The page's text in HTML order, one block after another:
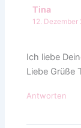
Tina
12. Dezember
Ich liebe
Liebe Grüße
Antworten